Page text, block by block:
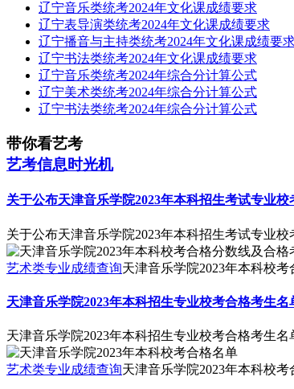
辽宁音乐类统考2024年文化课成绩要求
辽宁表导演类统考2024年文化课成绩要求
辽宁播音与主持类统考2024年文化课成绩要
辽宁书法类统考2024年文化课成绩要求
辽宁音乐类统考2024年综合分计算公式
辽宁美术类统考2024年综合分计算公式
辽宁书法类统考2024年综合分计算公式
带你看艺考
艺考信息时光机
关于公布天津音乐学院2023年本科招生考试专业
关于公布天津音乐学院2023年本科招生考试专业
艺术类专业成绩查询天津音乐学院2023年本科校
天津音乐学院2023年本科招生专业校考合格考生名
天津音乐学院2023年本科招生专业校考合格考生名
艺术类专业成绩查询天津音乐学院2023年本科校考